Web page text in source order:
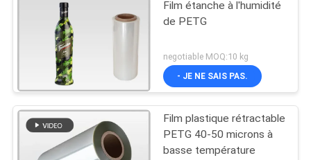
Film étanche à l'humidité
de PETG
negotiable MOQ:10 kg
- JE NE SAIS PAS.
Film plastique rétractable
PETG 40-50 microns à
basse température